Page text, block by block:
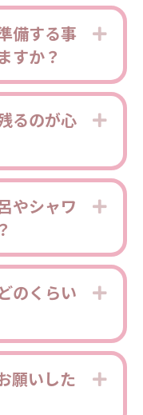
備する事
すか？
るのが心
やシャワ
のくらい
願いした